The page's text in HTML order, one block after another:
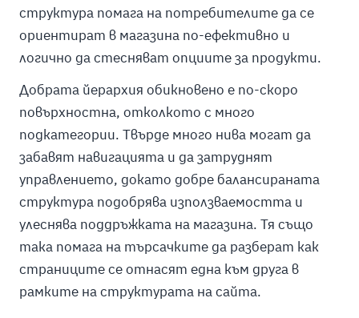
структура помага на потребителите да се
ориентират в магазина по-ефективно и
логично да стесняват опциите за продукти.
Добрата йерархия обикновено е по-скоро
повърхностна, отколкото с много
подкатегории. Твърде много нива могат да
забавят навигацията и да затруднят
управлението, докато добре балансираната
структура подобрява използваемостта и
улеснява поддръжката на магазина. Тя също
така помага на търсачките да разберат как
страниците се отнасят една към друга в
рамките на структурата на сайта.